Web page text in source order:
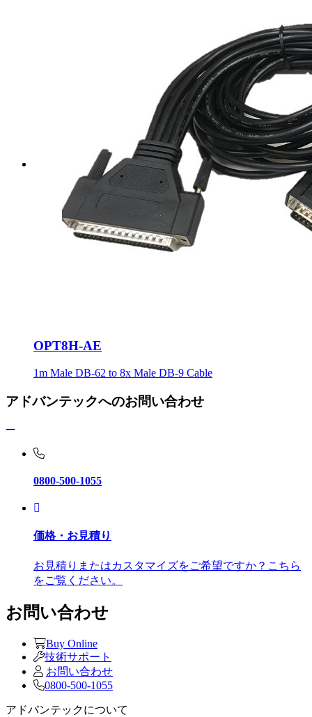
OPT8H-AE
1m Male DB-62 to 8x Male DB-9 Cable
アドバンテックへのお問い合わせ
0800-500-1055
価格・お見積り
お見積りまたはカスタマイズをご希望ですか？こちら
をご覧ください。
お問い合わせ
Buy Online
技術サポート
お問い合わせ
0800-500-1055
アドバンテックについて